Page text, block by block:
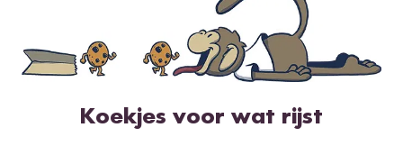
Koekjes voor wat rijst